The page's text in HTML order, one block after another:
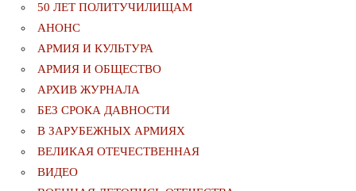
50 ЛЕТ ПОЛИТУЧИЛИЩАМ
АНОНС
АРМИЯ И КУЛЬТУРА
АРМИЯ И ОБЩЕСТВО
АРХИВ ЖУРНАЛА
БЕЗ СРОКА ДАВНОСТИ
В ЗАРУБЕЖНЫХ АРМИЯХ
ВЕЛИКАЯ ОТЕЧЕСТВЕННАЯ
ВИДЕО